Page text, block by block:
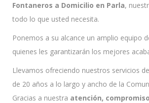
Fontaneros a Domicilio en Parla,
todo lo que usted necesita.
Ponemos a su alcance un amplio equipo
quienes les garantizarán los mejores
Llevamos ofreciendo nuestros servicios
de 20 años a lo largo y ancho de la
Gracias a nuestra atención,